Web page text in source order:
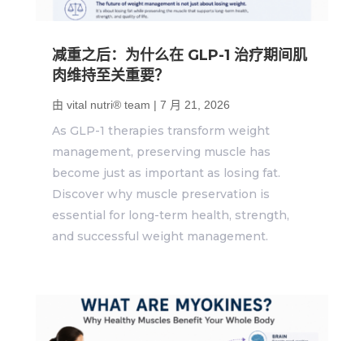
减重之后：为什么在 GLP-1 治疗期间肌
肉维持至关重要？
由 vital nutri® team | 7 月 21, 2026
As GLP-1 therapies transform weight
management, preserving muscle has
become just as important as losing fat.
Discover why muscle preservation is
essential for long-term health, strength,
and successful weight management.